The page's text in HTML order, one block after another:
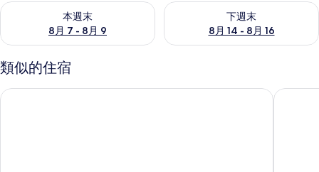
本週末
8月 7 - 8月 9
查看本週末 (8月 7 - 8月 9) 的供應情況
下週末
8月 14 - 8月 16
查看下週末 (8月 14 - 8月 16)
類似的住宿
沐禾渡假會館 煙波大